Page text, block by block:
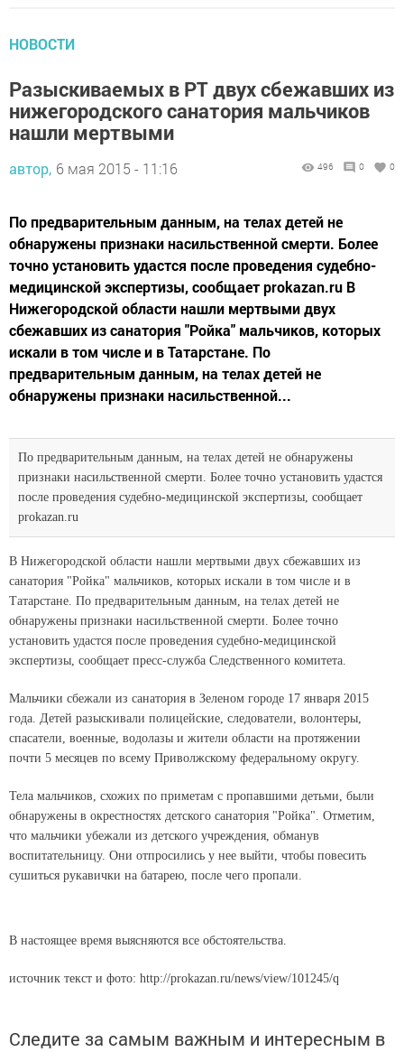
НОВОСТИ
Разыскиваемых в РТ двух сбежавших из
нижегородского санатория мальчиков
нашли мертвыми
автор, 6 мая 2015 - 11:16 496 0 0
По предварительным данным, на телах детей не
обнаружены признаки насильственной смерти. Более
точно установить удастся после проведения судебно-
медицинской экспертизы, сообщает prokazan.ru В
Нижегородской области нашли мертвыми двух
сбежавших из санатория "Ройка" мальчиков, которых
искали в том числе и в Татарстане. По
предварительным данным, на телах детей не
обнаружены признаки насильственной...
По предварительным данным, на телах детей не обнаружены
признаки насильственной смерти. Более точно установить удастся
после проведения судебно-медицинской экспертизы, сообщает
prokazan.ru
В Нижегородской области нашли мертвыми двух сбежавших из
санатория "Ройка" мальчиков, которых искали в том числе и в
Татарстане. По предварительным данным, на телах детей не
обнаружены признаки насильственной смерти. Более точно
установить удастся после проведения судебно-медицинской
экспертизы, сообщает пресс-служба Следственного комитета.
Мальчики сбежали из санатория в Зеленом городе 17 января 2015
года. Детей разыскивали полицейские, следователи, волонтеры,
спасатели, военные, водолазы и жители области на протяжении
почти 5 месяцев по всему Приволжскому федеральному округу.
Тела мальчиков, схожих по приметам с пропавшими детьми, были
обнаружены в окрестностях детского санатория "Ройка". Отметим,
что мальчики убежали из детского учреждения, обманув
воспитательницу. Они отпросились у нее выйти, чтобы повесить
сушиться рукавички на батарею, после чего пропали.
В настоящее время выясняются все обстоятельства.
источник текст и фото: http://prokazan.ru/news/view/101245/q
Следите за самым важным и интересным в